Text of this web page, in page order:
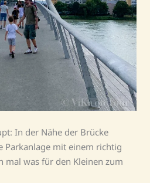
In der Nähe der Brücke
Parkanlage mit einem richtig
mal was für den Kleinen zum